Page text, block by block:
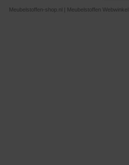
Meubelstoffen-shop.nl | Meubelstoffen Webwinkel